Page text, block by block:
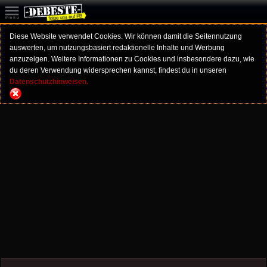
Diese Website verwendet Cookies. Wir können damit die Seitennutzung
auswerten, um nutzungsbasiert redaktionelle Inhalte und Werbung
anzuzeigen. Weitere Informationen zu Cookies und insbesondere dazu, wie
du deren Verwendung widersprechen kannst, findest du in unseren
Datenschutzhinweisen.